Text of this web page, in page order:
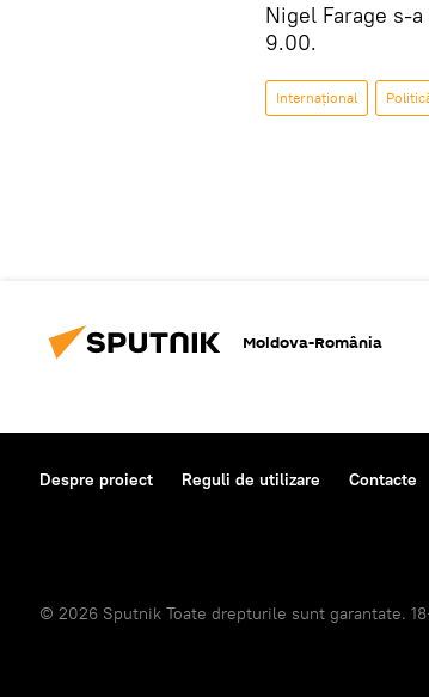
Nigel Farage s-
9.00.
Internaţional
Moldova-România
Despre proiect Reguli de utilizare Contacte
© 2026 Sputnik Toate drepturile sunt garantate.